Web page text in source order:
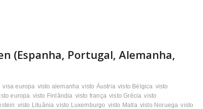
(Espanha, Portugal, Alemanha,
visa europa visto alemanha visto Áustria visto Bélgica visto
europa visto Finlândia visto frança visto Grécia visto
visto Lituânia visto Luxemburgo visto Malta visto Noruega visto